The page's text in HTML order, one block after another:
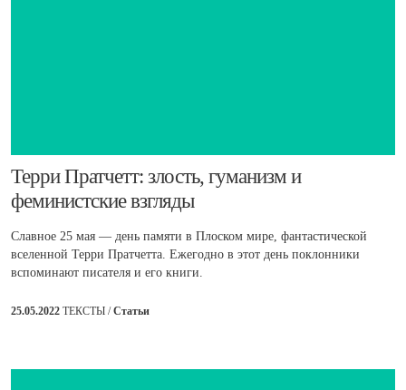
Терри Пратчетт: злость, гуманизм и
феминистские взгляды
Славное 25 мая — день памяти в Плоском мире, фантастической
вселенной Терри Пратчетта. Ежегодно в этот день поклонники
вспоминают писателя и его книги.
25.05.2022 ТЕКСТЫ /Статьи